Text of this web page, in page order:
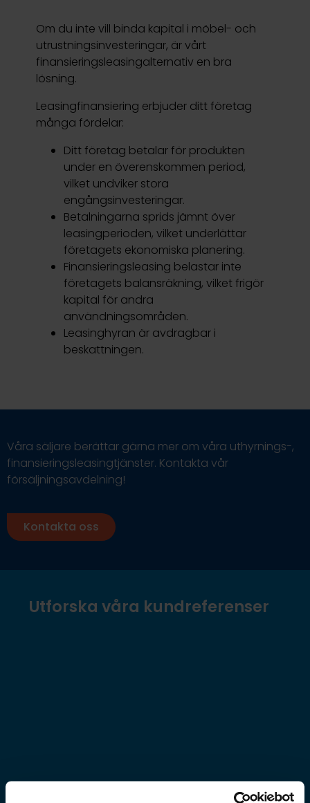
Om du inte vill binda kapital i möbel- och
utrustningsinvesteringar, är vårt
finansieringsleasingalternativ en bra
lösning.
Leasingfinansiering erbjuder ditt företag
många fördelar:
Ditt företag betalar för produkten
under en överenskommen period,
vilket undviker stora
engångsinvesteringar.
Betalningarna sprids jämnt över
leasingperioden, vilket underlättar
företagets ekonomiska planering.
Finansieringsleasing belastar inte
företagets balansräkning, vilket frigör
kapital för andra
användningsområden.
Leasinghyran är avdragbar i
beskattningen.
Våra säljare berättar gärna mer om våra uthyrnings-,
finansieringsleasingtjänster. Kontakta vår
försäljningsavdelning!
Kontakta oss
Utforska våra kundreferenser